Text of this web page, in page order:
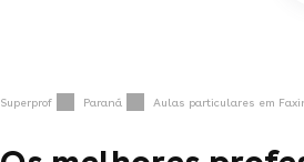
Superprof Paraná Aulas particulares em